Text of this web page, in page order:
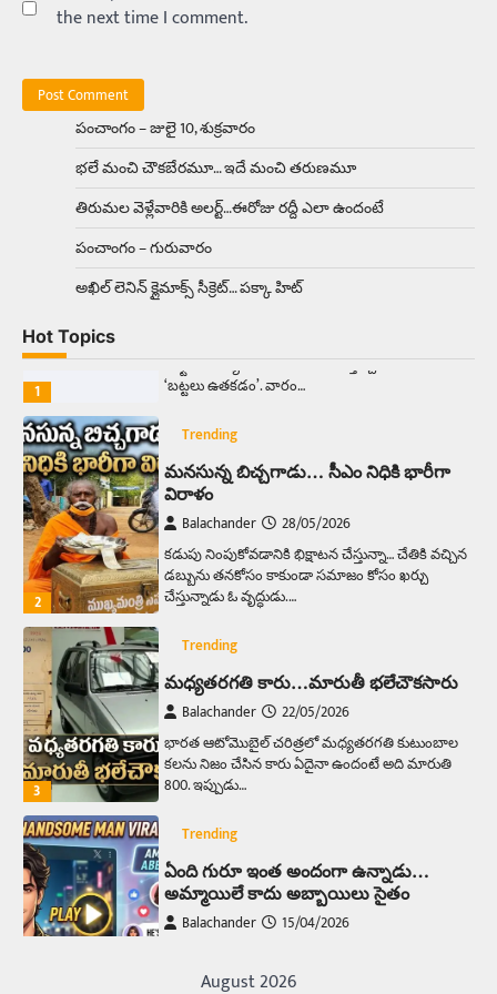
the next time I comment.
పంచాంగం – జులై 10, శుక్రవారం
భలే మంచి చౌకబేరమూ… ఇదే మంచి తరుణమూ
తిరుమల వెళ్లేవారికి అలర్ట్‌…ఈరోజు రద్దీ ఎలా ఉందంటే
పంచాంగం – గురువారం
అఖిల్‌ లెనిన్ క్లైమాక్స్‌ సీక్రెట్‌… పక్కా హిట్‌
Hot Topics
Balachander
ఉత్తర ప్రదేశ్‌లోని ఝాన్సీ జిల్లాలో ఒక వింతైన రోడ్డు
ప్రమాదం చోటుచేసుకుంది. ఝాన్సీ–కాన్పూర్ జాతీయ
రహదారిపై వేల సంఖ్యలో బీరు…
1
Trending
అక్కడ ఆదివారం బట్టలు ఉతికితే…జైలుకే
సాఫ్ట్‌వేర్ ఉద్యోగి వరకు అందరికీ గుర్తొచ్చే మొదటి పని
‘బట్టలు ఉతకడం’. వారం…
2
Trending
మనసున్న బిచ్చగాడు… సీఎం నిధికి భారీగా
విరాళం
Balachander 28/05/2026
కడుపు నింపుకోవడానికి భిక్షాటన చేస్తున్నా… చేతికి వచ్చిన
డబ్బును తనకోసం కాకుండా సమాజం కోసం ఖర్చు
చేస్తున్నాడు ఓ వృద్ధుడు.…
3
Trending
మధ్యతరగతి కారు…మారుతీ భలేచౌకసారు
Balachander 22/05/2026
భారత ఆటోమొబైల్ చరిత్రలో మధ్యతరగతి కుటుంబాల
కలను నిజం చేసిన కారు ఏదైనా ఉందంటే అది మారుతి
800. ఇప్పుడు…
Trending
ఏంది గురూ ఇంత అందంగా ఉన్నాడు…
అమ్మాయిలే కాదు అబ్బాయిలు సైతం
Balachander 15/04/2026
బోమ్మ అని పిలుస్తాం. స్పెయిన్‌ అమ్మాయిలు చాలా
August 2026